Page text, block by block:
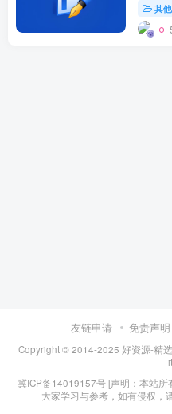
其
友链申请 免责声明
Copyright © 2014-2025 好资源-精
冀ICP备14019157号[声明：本站所
大家学习与参考，如有侵权，